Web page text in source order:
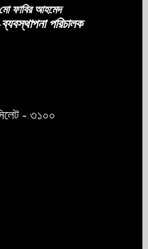
ফাবির আহমেদ
পরিচালক
- ৩১০০